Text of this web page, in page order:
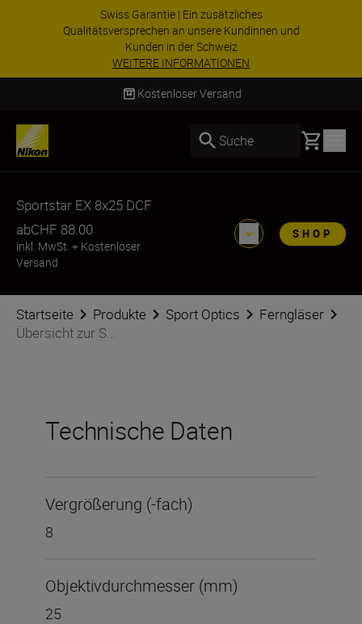
Swiss Garantie | Ein zusätzliches
Qualitätsversprechen an unsere Kundinnen und
Kunden in der Schweiz
WEITERE INFORMATIONEN
Kostenloser Versand
Suche Basket
Sportstar EX 8x25 DCF
abCHF 88.00
inkl. MwSt. + Kostenloser
Versand
SHOP
Startseite Produkte Sport Optics
Ferngläser
Übersicht zur S...
Technische Daten
Vergrößerung (-fach)
8
Objektivdurchmesser (mm)
25